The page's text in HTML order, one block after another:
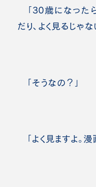
「30歳になった
だり、よく見るじゃな
「そうなの？」
「よく見ますよ。漫